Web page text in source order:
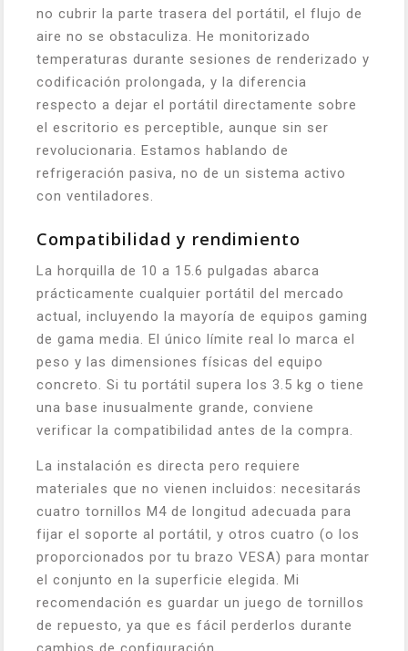
no cubrir la parte trasera del portátil, el flujo de
aire no se obstaculiza. He monitorizado
temperaturas durante sesiones de renderizado y
codificación prolongada, y la diferencia
respecto a dejar el portátil directamente sobre
el escritorio es perceptible, aunque sin ser
revolucionaria. Estamos hablando de
refrigeración pasiva, no de un sistema activo
con ventiladores.
Compatibilidad y rendimiento
La horquilla de 10 a 15.6 pulgadas abarca
prácticamente cualquier portátil del mercado
actual, incluyendo la mayoría de equipos gaming
de gama media. El único límite real lo marca el
peso y las dimensiones físicas del equipo
concreto. Si tu portátil supera los 3.5 kg o tiene
una base inusualmente grande, conviene
verificar la compatibilidad antes de la compra.
La instalación es directa pero requiere
materiales que no vienen incluidos: necesitarás
cuatro tornillos M4 de longitud adecuada para
fijar el soporte al portátil, y otros cuatro (o los
proporcionados por tu brazo VESA) para montar
el conjunto en la superficie elegida. Mi
recomendación es guardar un juego de tornillos
de repuesto, ya que es fácil perderlos durante